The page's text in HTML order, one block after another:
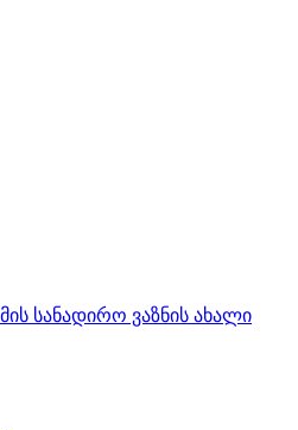
სანადირო ვაზნის ახალი